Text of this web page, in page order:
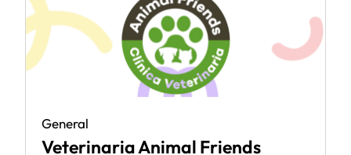
General
Veterinaria Animal Friends